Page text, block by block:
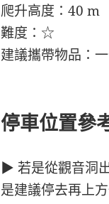
爬升高度：40 m
難度：☆
建議攜帶物品：
停車位置參
▶ 若是從觀音洞
是建議停去再上